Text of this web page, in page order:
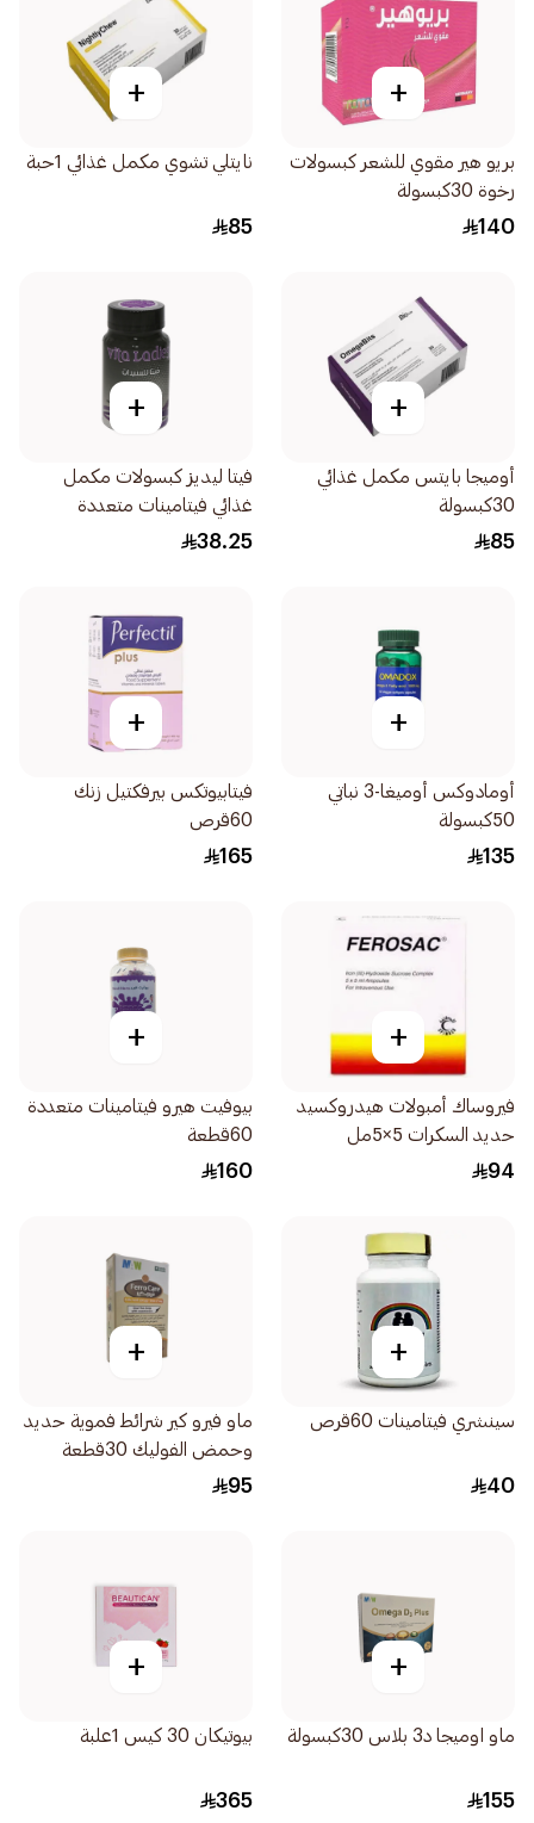
+
بريو هير مقوي للشعر كبسولات
رخوة 30كبسولة
140
+
نايتلي تشوي مكمل غذائي 1حبة
85
+
أوميجا بايتس مكمل غذائي
30كبسولة
85
+
فيتا ليديز كبسولات مكمل
غذائي فيتامينات متعددة
مخصصة للمرأة 60اقراص
38.25
+
أومادوكس أوميغا-3 نباتي
50كبسولة
135
+
فيتابيوتكس بيرفكتيل زنك
60قرص
165
+
فيروساك أمبولات هيدروكسيد
حديد السكرات 5×5مل
94
+
بيوفيت هيرو فيتامينات متعددة
60قطعة
160
+
سينشري فيتامينات 60قرص
40
+
ماو فيرو كير شرائط فموية حديد
وحمض الفوليك 30قطعة
95
+
ماو اوميجا د3 بلاس 30كبسولة
155
+
بيوتيكان 30 كيس 1علبة
365